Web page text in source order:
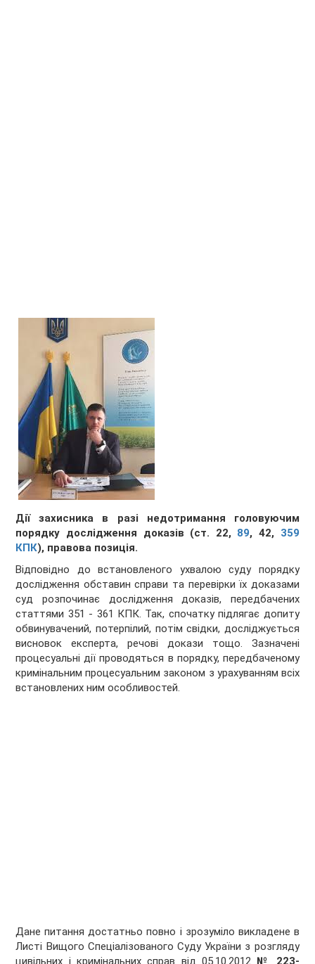
Дії захисника в разі недотримання головуючим
порядку дослідження доказів (ст. 22, 89, 42, 359
КПК), правова позиція.
Відповідно до встановленого ухвалою суду порядку
дослідження обставин справи та перевірки їх доказами
суд розпочинає дослідження доказів, передбачених
статтями 351 - 361 КПК. Так, спочатку підлягає допиту
обвинувачений, потерпілий, потім свідки, досліджується
висновок експерта, речові докази тощо. Зазначені
процесуальні дії проводяться в порядку, передбаченому
кримінальним процесуальним законом з урахуванням всіх
встановлених ним особливостей.
Дане питання достатньо повно і зрозуміло викладене в
Листі Вищого Спеціалізованого Суду України з розгляду
цивільних і кримінальних справ від 05.10.2012 № 223-